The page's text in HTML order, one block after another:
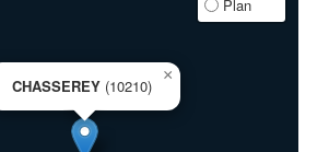
CHASSEREY (10210)
×
Plan